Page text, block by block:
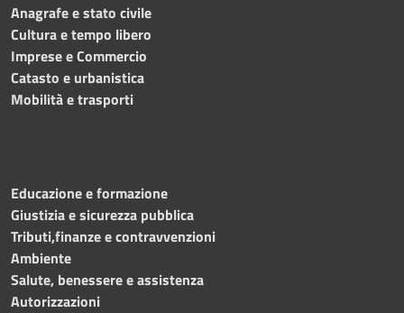
Anagrafe e stato civile
Cultura e tempo libero
Imprese e Commercio
Catasto e urbanistica
Mobilità e trasporti
Educazione e formazione
Giustizia e sicurezza pubblica
Tributi,finanze e contravvenzioni
Ambiente
Salute, benessere e assistenza
Autorizzazioni